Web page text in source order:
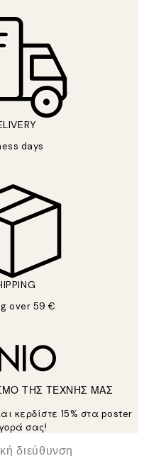
days
over 59 €
ΤΗΣ ΤΕΧΝΗΣ ΜΑΣ
κερδίστε 15% στα poster
σας!